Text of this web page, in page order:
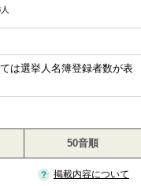
は選挙人名簿登録者数が表
50音順
掲載内容について